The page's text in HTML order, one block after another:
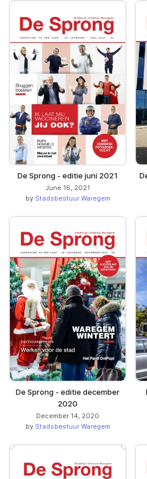
De Sprong - editie juni 2021
June 16, 2021
by Stadsbestuur Waregem
De Sprong - editie december
2020
December 14, 2020
by Stadsbestuur Waregem